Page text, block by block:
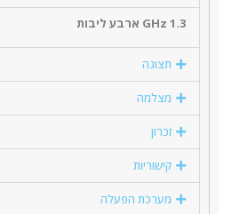
1.3 GHz ארבע ליבות
תצוגה
מצלמה
זכרון
קישוריות
מערכת הפעלה